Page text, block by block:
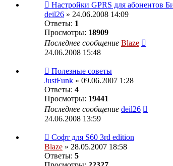
Настройки GPRS для
deil26 » 24.06.2008 14:09
Ответы: 1
Просмотры: 18909
Последнее сообщение Blaze
24.06.2008 15:48
Полезные советы
JustFunk » 09.06.2007 1:28
Ответы: 4
Просмотры: 19441
Последнее сообщение deil26
24.06.2008 13:59
Софт для S60 3rd edition
Blaze » 28.05.2007 18:58
Ответы: 5